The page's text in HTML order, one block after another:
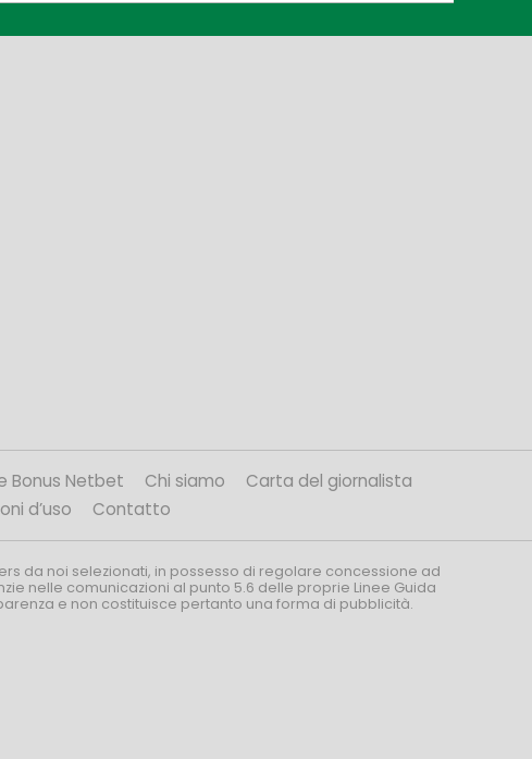
Bonus Netbet Chi siamo
Carta del giornalista
d’uso Contatto
da noi selezionati, in possesso di regolare concessione ad
nelle comunicazioni al punto 5.6 delle proprie Linee Guida
e non costituisce pertanto una forma di pubblicità.